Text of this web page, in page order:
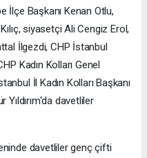
İlçe Başkanı Kenan Otlu,
siyasetçi Ali Cengiz Erol,
İlgezdi, CHP İstanbul
Kadın Kolları Genel
İl Kadın Kolları Başkanı
Yıldırım'da davetliler
davetliler genç çifti